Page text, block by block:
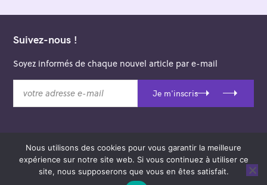
Suivez-nous !
Soyez informés de chaque nouvel article par e-mail
t
Je m'inscris
© 2026 Saint-Merry Hors-les-Murs.
Theme: Felt byPixelgrade.
Nous utilisons des cookies pour vous garantir la meilleure
expérience sur notre site web. Si vous continuez à utiliser ce
site, nous supposerons que vous en êtes satisfait.